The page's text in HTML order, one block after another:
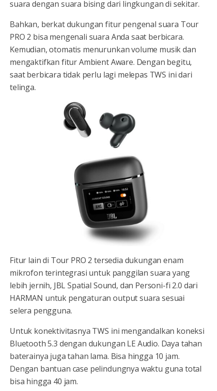
suara dengan suara bising dari lingkungan di sekitar.
Bahkan, berkat dukungan fitur pengenal suara Tour
PRO 2 bisa mengenali suara Anda saat berbicara.
Kemudian, otomatis menurunkan volume musik dan
mengaktifkan fitur Ambient Aware. Dengan begitu,
saat berbicara tidak perlu lagi melepas TWS ini dari
telinga.
Fitur lain di Tour PRO 2 tersedia dukungan enam
mikrofon terintegrasi untuk panggilan suara yang
lebih jernih, JBL Spatial Sound, dan Personi-fi 2.0 dari
HARMAN untuk pengaturan output suara sesuai
selera pengguna.
Untuk konektivitasnya TWS ini mengandalkan koneksi
Bluetooth 5.3 dengan dukungan LE Audio. Daya tahan
baterainya juga tahan lama. Bisa hingga 10 jam.
Dengan bantuan case pelindungnya waktu guna total
bisa hingga 40 jam.